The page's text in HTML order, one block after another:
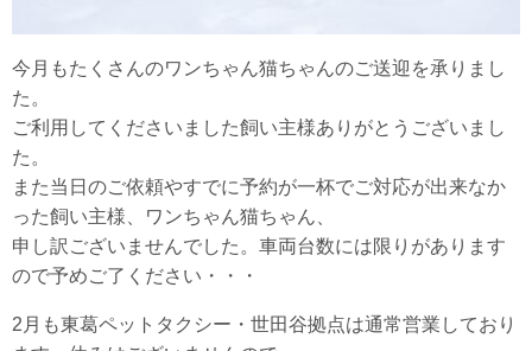
今月もたくさんのワンちゃん猫ちゃんのご送迎を承りまし
た。
ご利用してくださいました飼い主様ありがとうございまし
た。
また当日のご依頼やすでに予約が一杯でご対応が出来なか
った飼い主様、ワンちゃん猫ちゃん、
申し訳ございませんでした。車両台数には限りがあります
ので予めご了ください・・・
2月も東葛ペットタクシー・世田谷拠点は通常営業しており